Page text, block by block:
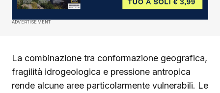
ADVERTISEMENT
La combinazione tra conformazione geografica,
fragilità idrogeologica e pressione antropica
rende alcune aree particolarmente vulnerabili. Le